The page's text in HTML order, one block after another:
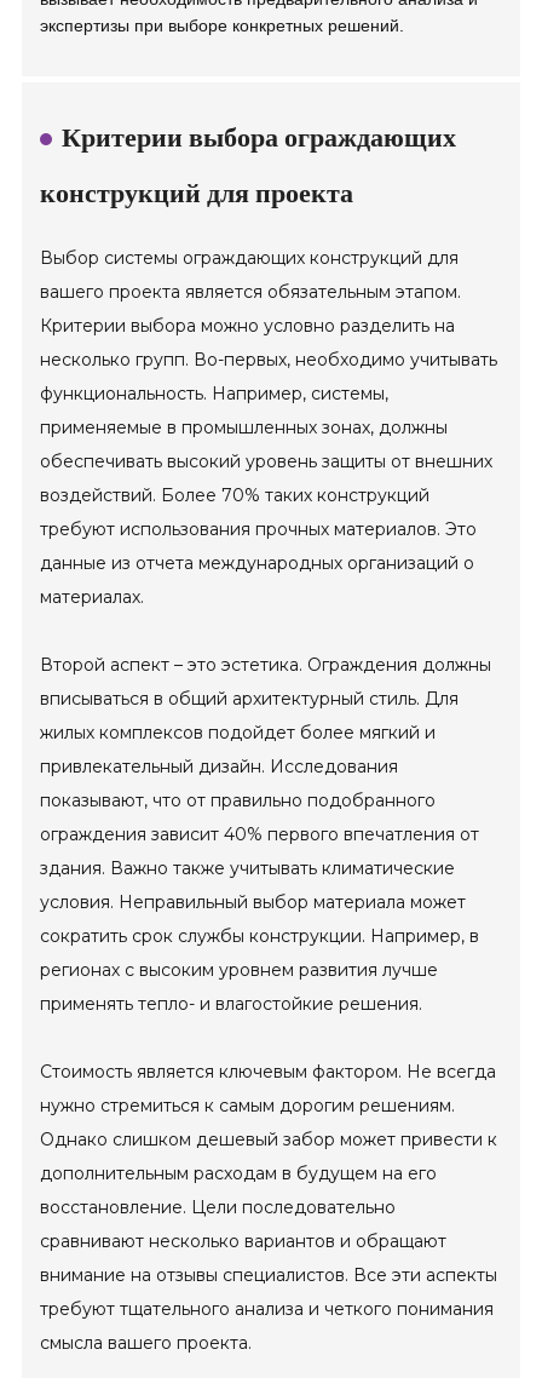
экспертизы при выборе конкретных решений.
Критерии выбора ограждающих
конструкций для проекта
Выбор системы ограждающих конструкций для
вашего проекта является обязательным этапом.
Критерии выбора можно условно разделить на
несколько групп. Во-первых, необходимо учитывать
функциональность. Например, системы,
применяемые в промышленных зонах, должны
обеспечивать высокий уровень защиты от внешних
воздействий. Более 70% таких конструкций
требуют использования прочных материалов. Это
данные из отчета международных организаций о
материалах.
Второй аспект – это эстетика. Ограждения должны
вписываться в общий архитектурный стиль. Для
жилых комплексов подойдет более мягкий и
привлекательный дизайн. Исследования
показывают, что от правильно подобранного
ограждения зависит 40% первого впечатления от
здания. Важно также учитывать климатические
условия. Неправильный выбор материала может
сократить срок службы конструкции. Например, в
регионах с высоким уровнем развития лучше
применять тепло- и влагостойкие решения.
Стоимость является ключевым фактором. Не всегда
нужно стремиться к самым дорогим решениям.
Однако слишком дешевый забор может привести к
дополнительным расходам в будущем на его
восстановление. Цели последовательно
сравнивают несколько вариантов и обращают
внимание на отзывы специалистов. Все эти аспекты
требуют тщательного анализа и четкого понимания
смысла вашего проекта.